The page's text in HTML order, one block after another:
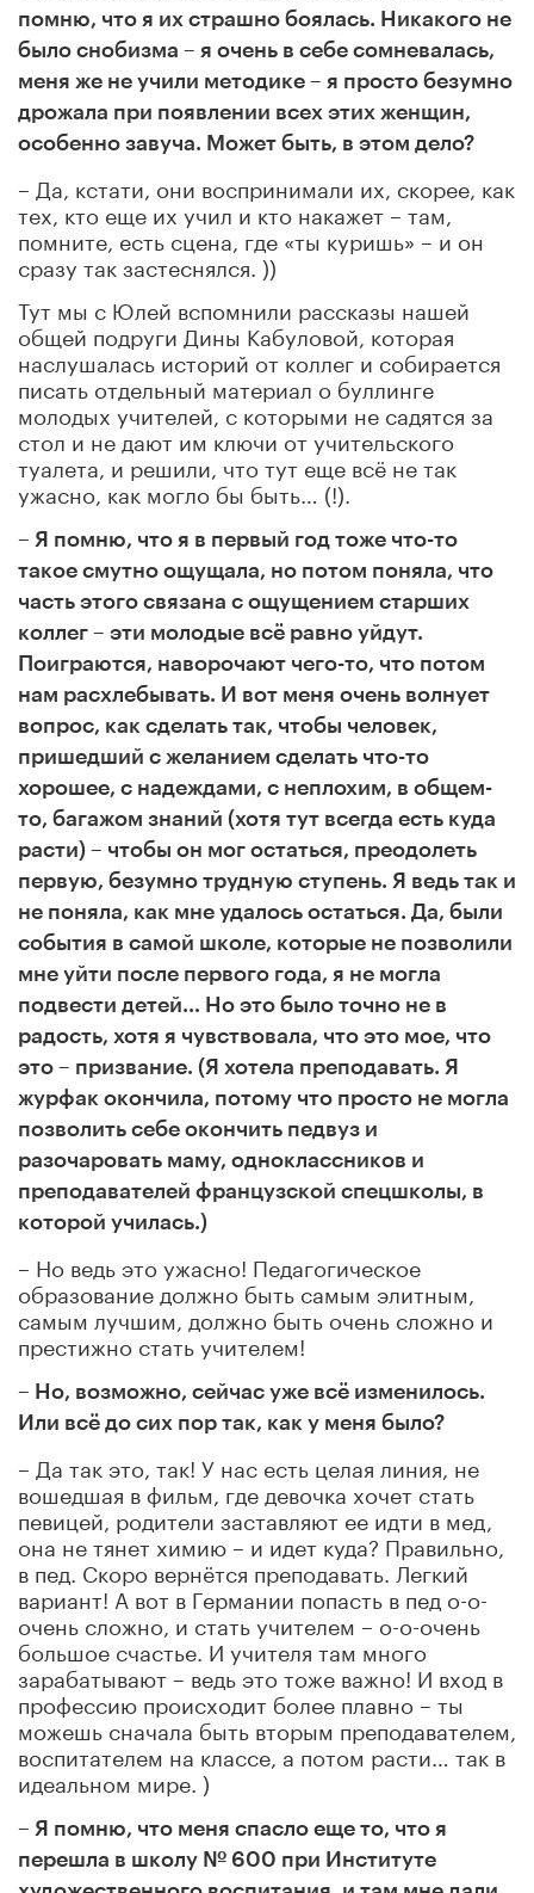
помню, что я их страшно боялась. Никакого не
было снобизма – я очень в себе сомневалась,
меня же не учили методике – я просто безумно
дрожала при появлении всех этих женщин,
особенно завуча. Может быть, в этом дело?
– Да, кстати, они воспринимали их, скорее, как
тех, кто еще их учил и кто накажет – там,
помните, есть сцена, где «ты куришь» – и он
сразу так застеснялся. ))
Тут мы с Юлей вспомнили рассказы нашей
общей подруги Дины Кабуловой, которая
наслушалась историй от коллег и собирается
писать отдельный материал о буллинге
молодых учителей, с которыми не садятся за
стол и не дают им ключи от учительского
туалета, и решили, что тут еще всё не так
ужасно, как могло бы быть… (!).
– Я помню, что я в первый год тоже что-то
такое смутно ощущала, но потом поняла, что
часть этого связана с ощущением старших
коллег – эти молодые всё равно уйдут.
Поиграются, наворочают чего-то, что потом
нам расхлебывать. И вот меня очень волнует
вопрос, как сделать так, чтобы человек,
пришедший с желанием сделать что-то
хорошее, с надеждами, с неплохим, в общем-
то, багажом знаний (хотя тут всегда есть куда
расти) – чтобы он мог остаться, преодолеть
первую, безумно трудную ступень. Я ведь так и
не поняла, как мне удалось остаться. Да, были
события в самой школе, которые не позволили
мне уйти после первого года, я не могла
подвести детей… Но это было точно не в
радость, хотя я чувствовала, что это мое, что
это – призвание. (Я хотела преподавать. Я
журфак окончила, потому что просто не могла
позволить себе окончить педвуз и
разочаровать маму, одноклассников и
преподавателей французской спецшколы, в
которой училась.)
– Но ведь это ужасно! Педагогическое
образование должно быть самым элитным,
самым лучшим, должно быть очень сложно и
престижно стать учителем!
– Но, возможно, сейчас уже всё изменилось.
Или всё до сих пор так, как у меня было?
– Да так это, так! У нас есть целая линия, не
вошедшая в фильм, где девочка хочет стать
певицей, родители заставляют ее идти в мед,
она не тянет химию – и идет куда? Правильно,
в пед. Скоро вернётся преподавать. Легкий
вариант! А вот в Германии попасть в пед о-о-
очень сложно, и стать учителем – о-о-очень
большое счастье. И учителя там много
зарабатывают – ведь это тоже важно! И вход в
профессию происходит более плавно – ты
можешь сначала быть вторым преподавателем,
воспитателем на классе, а потом расти… так в
идеальном мире. )
– Я помню, что меня спасло еще то, что я
перешла в школу № 600 при Институте